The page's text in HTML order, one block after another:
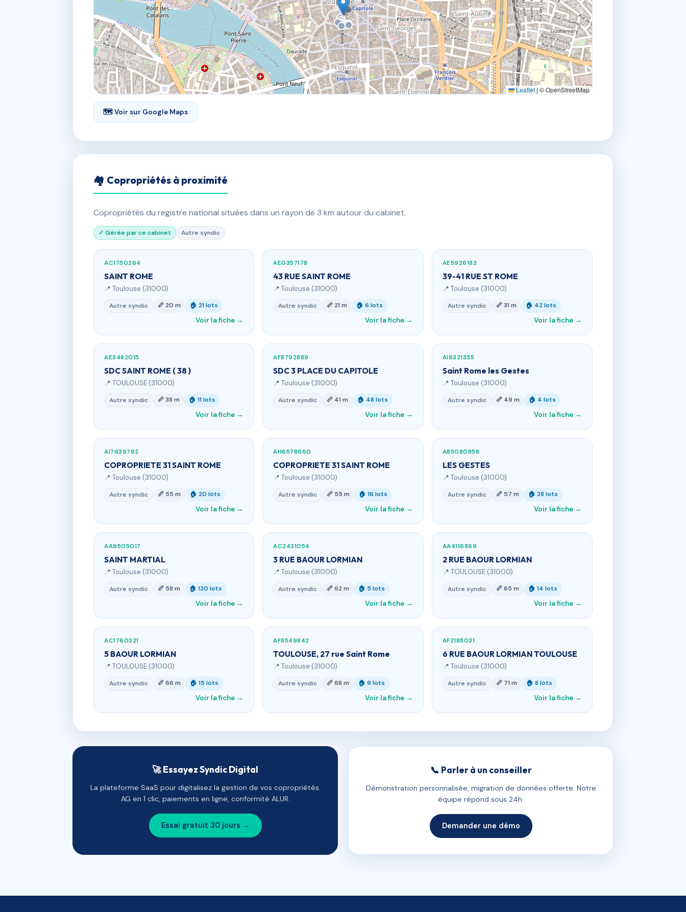
Leaflet | © OpenStreetMap
🗺 Voir sur Google Maps
🏘 Copropriétés à proximité
Copropriétés du registre national situées dans un rayon de 3 km autour du cabinet.
✓ Gérée par ce cabinet Autre syndic
AC1750264
SAINT ROME
📍 Toulouse (31000)
Autre syndic 📏 20 m 🏠 21 lots
Voir la fiche →
AE0357178
43 RUE SAINT ROME
📍 Toulouse (31000)
Autre syndic 📏 21 m 🏠 6 lots
Voir la fiche →
AE5926183
39-41 RUE ST ROME
📍 Toulouse (31000)
Autre syndic 📏 31 m 🏠 42 lots
Voir la fiche →
AE3482015
SDC SAINT ROME ( 38 )
📍 TOULOUSE (31000)
Autre syndic 📏 38 m 🏠 11 lots
Voir la fiche →
AF8792889
SDC 3 PLACE DU CAPITOLE
📍 Toulouse (31000)
Autre syndic 📏 41 m 🏠 48 lots
Voir la fiche →
AI6321335
Saint Rome les Gestes
📍 Toulouse (31000)
Autre syndic 📏 49 m 🏠 4 lots
Voir la fiche →
AI7639792
COPROPRIETE 31 SAINT ROME
📍 Toulouse (31000)
Autre syndic 📏 55 m 🏠 20 lots
Voir la fiche →
AH6578660
COPROPRIETE 31 SAINT ROME
📍 Toulouse (31000)
Autre syndic 📏 55 m 🏠 16 lots
Voir la fiche →
AB5080858
LES GESTES
📍 Toulouse (31000)
Autre syndic 📏 57 m 🏠 28 lots
Voir la fiche →
AA9505017
SAINT MARTIAL
📍 Toulouse (31000)
Autre syndic 📏 58 m 🏠 120 lots
Voir la fiche →
AC2431054
3 RUE BAOUR LORMIAN
📍 Toulouse (31000)
Autre syndic 📏 62 m 🏠 5 lots
Voir la fiche →
AA4116869
2 RUE BAOUR LORMIAN
📍 TOULOUSE (31000)
Autre syndic 📏 65 m 🏠 14 lots
Voir la fiche →
AC1760321
5 BAOUR LORMIAN
📍 TOULOUSE (31000)
Autre syndic 📏 66 m 🏠 15 lots
Voir la fiche →
AF8549842
TOULOUSE, 27 rue Saint Rome
📍 Toulouse (31000)
Autre syndic 📏 68 m 🏠 9 lots
Voir la fiche →
AF2185031
6 RUE BAOUR LORMIAN TOULOUSE
📍 Toulouse (31000)
Autre syndic 📏 71 m 🏠 8 lots
Voir la fiche →
🚀 Essayez Syndic Digital
La plateforme SaaS pour digitalisez la gestion de vos copropriétés.
AG en 1 clic, paiements en ligne, conformité ALUR.
Essai gratuit 30 jours →
📞 Parler à un conseiller
Démonstration personnalisée, migration de données offerte. Notre
équipe répond sous 24h.
Demander une démo